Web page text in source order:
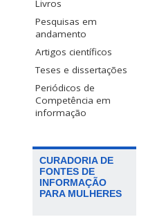
Livros
Pesquisas em
andamento
Artigos científicos
Teses e dissertações
Periódicos de
Competência em
informação
CURADORIA DE
FONTES DE
INFORMAÇÃO
PARA MULHERES